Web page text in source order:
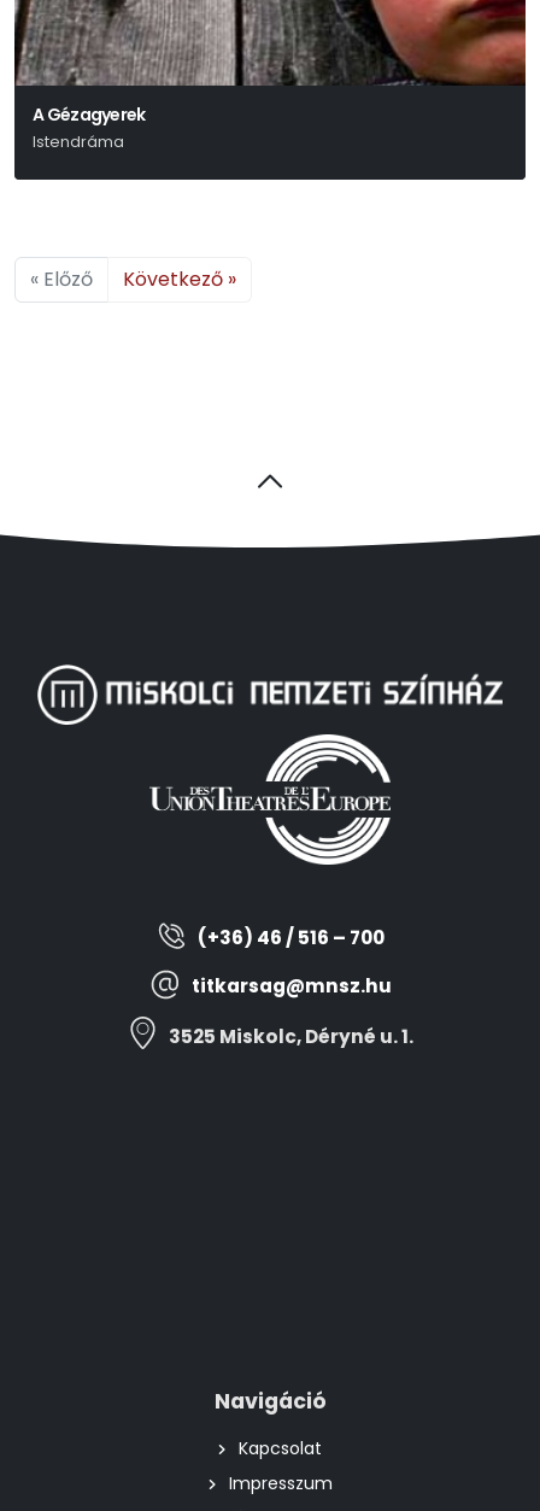
A Gézagyerek
Istendráma
« Előző Következő »
(+36) 46 / 516 – 700
titkarsag@mnsz.hu
3525 Miskolc, Déryné u. 1.
Navigáció
Kapcsolat
Impresszum